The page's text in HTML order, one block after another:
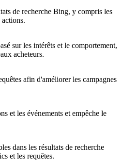
de recherche Bing, y compris les
actions.
sur les intérêts et le comportement,
acheteurs.
afin d'améliorer les campagnes
et les événements et empêche le
dans les résultats de recherche
et les requêtes.